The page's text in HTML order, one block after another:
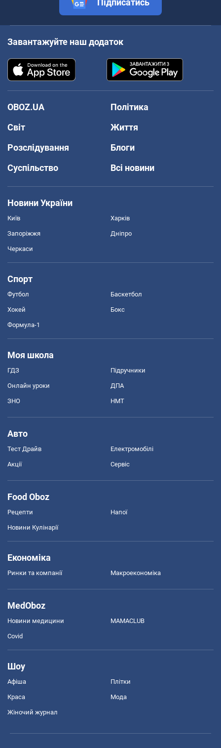
Підписатись
Завантажуйте наш додаток
OBOZ.UA
Політика
Світ
Життя
Розслідування
Блоги
Суспільство
Всі новини
Новини України
Київ Харків
Запоріжжя Дніпро
Черкаси
Спорт
Футбол Баскетбол
Хокей Бокс
Формула-1
Моя школа
ГДЗ Підручники
Онлайн уроки ДПА
ЗНО НМТ
Авто
Тест Драйв Електромобілі
Акції Сервіс
Food Oboz
Рецепти Напої
Новини Кулінарії
Економіка
Ринки та компанії Макроекономіка
MedOboz
Новини медицини MAMACLUB
Covid
Шоу
Афіша Плітки
Краса Мода
Жіночий журнал